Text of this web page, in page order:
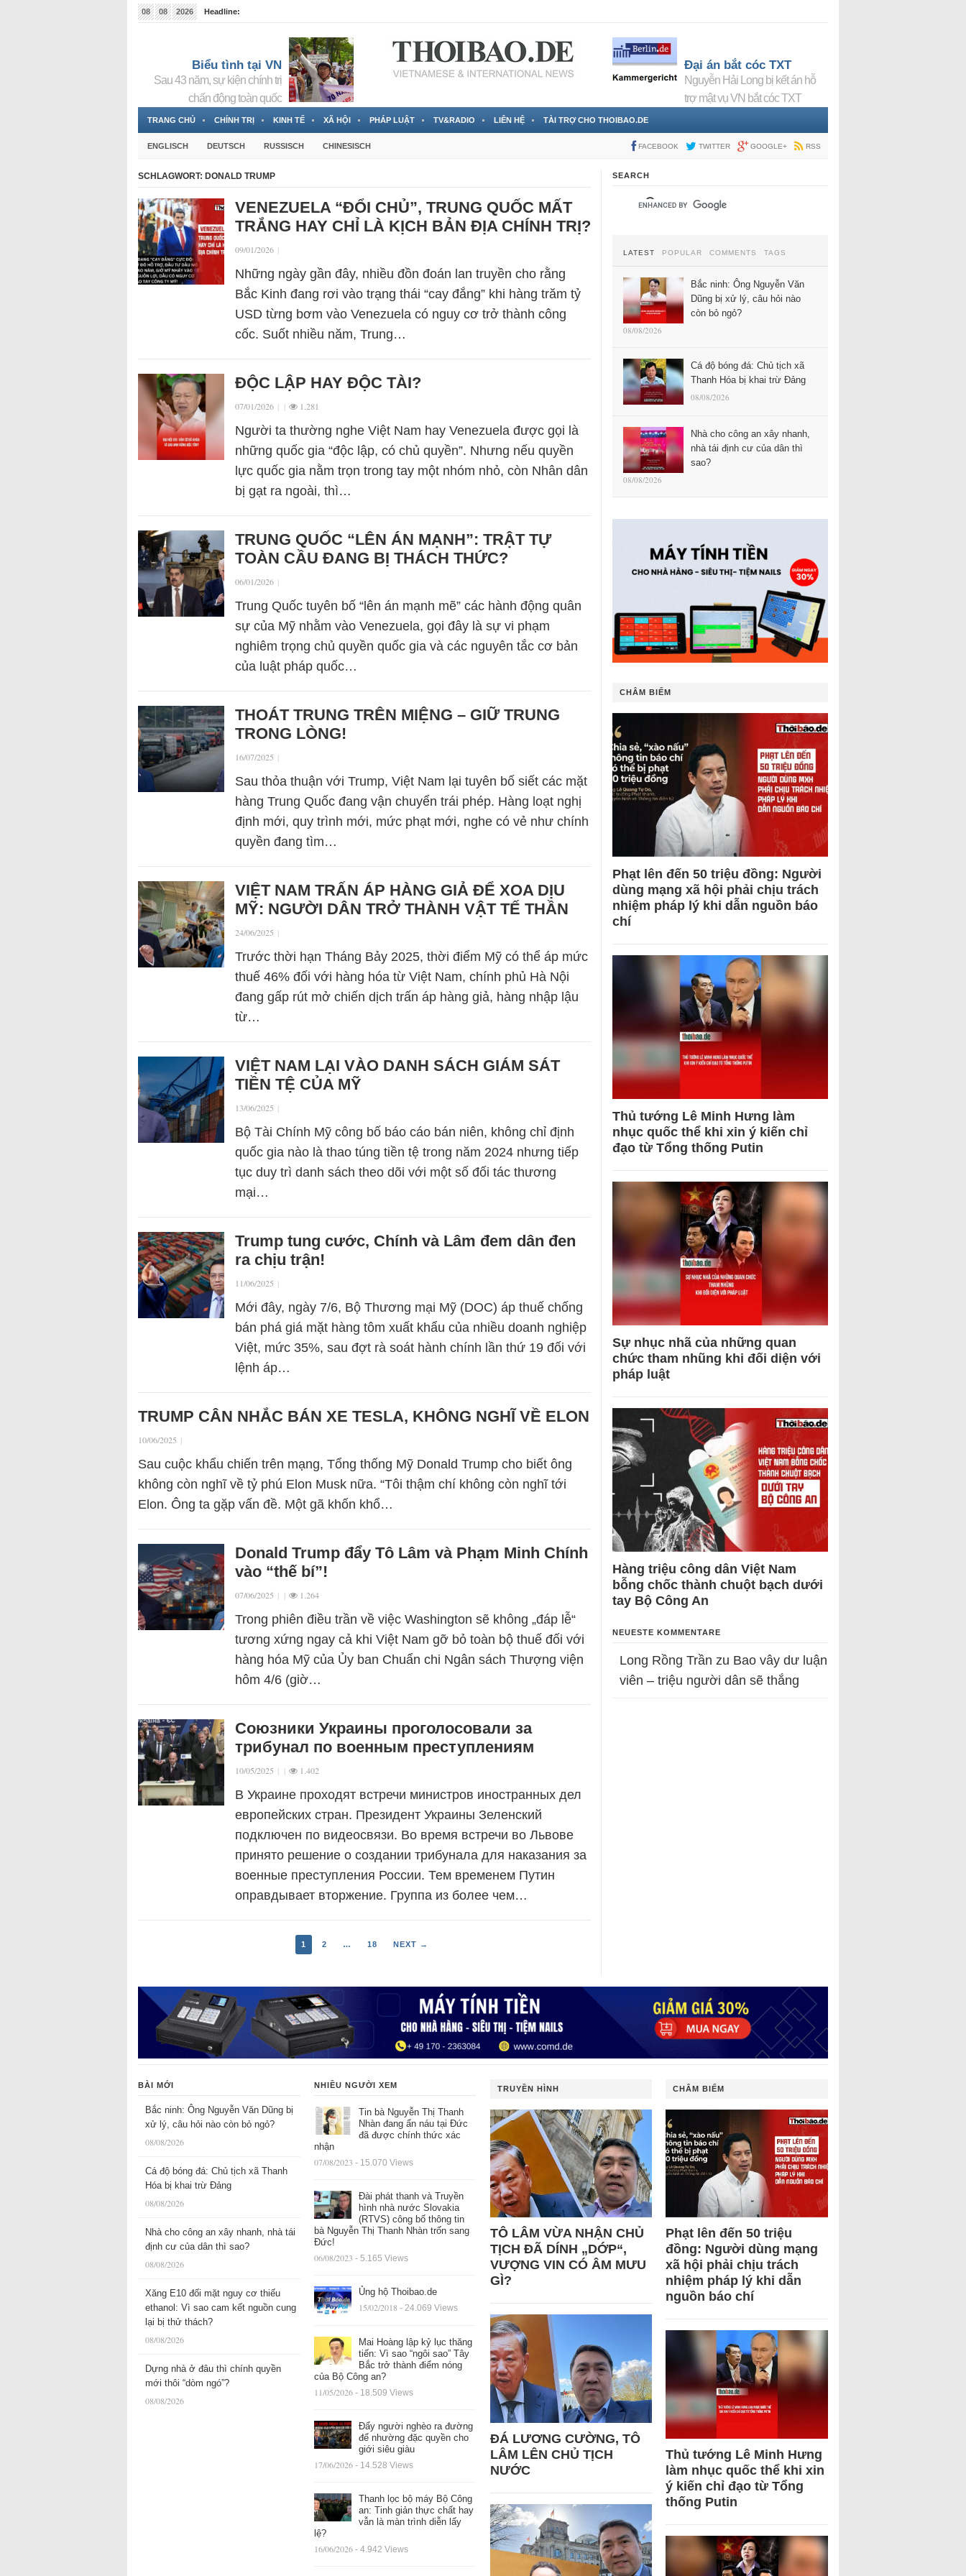
08 08 2026
Headline:
Biểu tình tại VN
Sau 43 năm, sự kiện chính trị
chấn động toàn quốc
Đại án bắt cóc TXT
Nguyễn Hải Long bị kết án hỗ
trợ mật vụ VN bắt cóc TXT
TRANG CHỦ CHÍNH TRỊ KINH TẾ XÃ HỘI PHÁP LUẬT TV&RADIO LIÊN HỆ TÀI TRỢ CHO THOIBAO.DE
ENGLISCH DEUTSCH RUSSISCH CHINESISCH FACEBOOK TWITTER GOOGLE+ RSS
SCHLAGWORT: DONALD TRUMP
VENEZUELA “ĐỔI CHỦ”, TRUNG QUỐC MẤT
TRẮNG HAY CHỈ LÀ KỊCH BẢN ĐỊA CHÍNH TRỊ?
09/01/2026 |
Những ngày gần đây, nhiều đồn đoán lan truyền cho rằng
Bắc Kinh đang rơi vào trạng thái “cay đắng” khi hàng trăm tỷ
USD từng bơm vào Venezuela có nguy cơ trở thành công
cốc. Suốt nhiều năm, Trung…
ĐỘC LẬP HAY ĐỘC TÀI?
07/01/2026 | | 1.281
Người ta thường nghe Việt Nam hay Venezuela được gọi là
những quốc gia “độc lập, có chủ quyền”. Nhưng nếu quyền
lực quốc gia nằm trọn trong tay một nhóm nhỏ, còn Nhân dân
bị gạt ra ngoài, thì…
TRUNG QUỐC “LÊN ÁN MẠNH”: TRẬT TỰ
TOÀN CẦU ĐANG BỊ THÁCH THỨC?
06/01/2026 |
Trung Quốc tuyên bố “lên án mạnh mẽ” các hành động quân
sự của Mỹ nhằm vào Venezuela, gọi đây là sự vi phạm
nghiêm trọng chủ quyền quốc gia và các nguyên tắc cơ bản
của luật pháp quốc…
THOÁT TRUNG TRÊN MIỆNG – GIỮ TRUNG
TRONG LÒNG!
16/07/2025 |
Sau thỏa thuận với Trump, Việt Nam lại tuyên bố siết các mặt
hàng Trung Quốc đang vận chuyển trái phép. Hàng loạt nghị
định mới, quy trình mới, mức phạt mới, nghe có vẻ như chính
quyền đang tìm…
VIỆT NAM TRẤN ÁP HÀNG GIẢ ĐỂ XOA DỊU
MỸ: NGƯỜI DÂN TRỞ THÀNH VẬT TẾ THẦN
24/06/2025 |
Trước thời hạn Tháng Bảy 2025, thời điểm Mỹ có thể áp mức
thuế 46% đối với hàng hóa từ Việt Nam, chính phủ Hà Nội
đang gấp rút mở chiến dịch trấn áp hàng giả, hàng nhập lậu
từ…
VIỆT NAM LẠI VÀO DANH SÁCH GIÁM SÁT
TIỀN TỆ CỦA MỸ
13/06/2025 |
Bộ Tài Chính Mỹ công bố báo cáo bán niên, không chỉ định
quốc gia nào là thao túng tiền tệ trong năm 2024 nhưng tiếp
tục duy trì danh sách theo dõi với một số đối tác thương
mại…
Trump tung cước, Chính và Lâm đem dân đen
ra chịu trận!
11/06/2025 |
Mới đây, ngày 7/6, Bộ Thương mại Mỹ (DOC) áp thuế chống
bán phá giá mặt hàng tôm xuất khẩu của nhiều doanh nghiệp
Việt, mức 35%, sau đợt rà soát hành chính lần thứ 19 đối với
lệnh áp…
TRUMP CÂN NHẮC BÁN XE TESLA, KHÔNG NGHĨ VỀ ELON
10/06/2025 |
Sau cuộc khẩu chiến trên mạng, Tổng thống Mỹ Donald Trump cho biết ông
không còn nghĩ về tỷ phú Elon Musk nữa. “Tôi thậm chí không còn nghĩ tới
Elon. Ông ta gặp vấn đề. Một gã khốn khổ…
Donald Trump đẩy Tô Lâm và Phạm Minh Chính
vào “thế bí”!
07/06/2025 | | 1.264
Trong phiên điều trần về việc Washington sẽ không „đáp lễ“
tương xứng ngay cả khi Việt Nam gỡ bỏ toàn bộ thuế đối với
hàng hóa Mỹ của Ủy ban Chuẩn chi Ngân sách Thượng viện
hôm 4/6 (giờ…
Союзники Украины проголосовали за
трибунал по военным преступлениям
10/05/2025 | | 1.402
В Украине проходят встречи министров иностранных дел
европейских стран. Президент Украины Зеленский
подключен по видеосвязи. Во время встречи во Львове
принято решение о создании трибунала для наказания за
военные преступления России. Тем временем Путин
оправдывает вторжение. Группа из более чем…
1 2 … 18 NEXT →
SEARCH
LATEST POPULAR COMMENTS TAGS
Bắc ninh: Ông Nguyễn Văn
Dũng bị xử lý, câu hỏi nào
còn bỏ ngỏ?
08/08/2026
Cá độ bóng đá: Chủ tịch xã
Thanh Hóa bị khai trừ Đảng
08/08/2026
Nhà cho công an xây nhanh,
nhà tái định cư của dân thì
sao?
08/08/2026
CHÂM BIẾM
Phạt lên đến 50 triệu đồng: Người
dùng mạng xã hội phải chịu trách
nhiệm pháp lý khi dẫn nguồn báo
chí
Thủ tướng Lê Minh Hưng làm
nhục quốc thể khi xin ý kiến chỉ
đạo từ Tổng thống Putin
Sự nhục nhã của những quan
chức tham nhũng khi đối diện với
pháp luật
Hàng triệu công dân Việt Nam
bỗng chốc thành chuột bạch dưới
tay Bộ Công An
NEUESTE KOMMENTARE
Long Rồng Trần zu Bao vây dư luận
viên – triệu người dân sẽ thắng
BÀI MỚI
Bắc ninh: Ông Nguyễn Văn Dũng bị
xử lý, câu hỏi nào còn bỏ ngỏ?
08/08/2026
Cá độ bóng đá: Chủ tịch xã Thanh
Hóa bị khai trừ Đảng
08/08/2026
Nhà cho công an xây nhanh, nhà tái
định cư của dân thì sao?
08/08/2026
Xăng E10 đối mặt nguy cơ thiếu
ethanol: Vì sao cam kết nguồn cung
lại bị thử thách?
08/08/2026
Dựng nhà ở đâu thì chính quyền
mới thôi “dòm ngó”?
08/08/2026
NHIỀU NGƯỜI XEM
Tin bà Nguyễn Thị Thanh
Nhàn đang ẩn náu tại Đức
đã được chính thức xác
nhận
07/08/2023 - 15.070 Views
Đài phát thanh và Truyền
hình nhà nước Slovakia
(RTVS) công bố thông tin
bà Nguyễn Thị Thanh Nhàn trốn sang
Đức!
06/08/2023 - 5.165 Views
Ủng hộ Thoibao.de
15/02/2018 - 24.069 Views
Mai Hoàng lập kỷ lục thăng
tiến: Vì sao “ngôi sao” Tây
Bắc trở thành điểm nóng
của Bộ Công an?
11/05/2026 - 18.509 Views
Đẩy người nghèo ra đường
để nhường đặc quyền cho
giới siêu giàu
17/06/2026 - 14.528 Views
Thanh lọc bộ máy Bộ Công
an: Tinh giản thực chất hay
vẫn là màn trình diễn lấy
lệ?
16/06/2026 - 4.942 Views
TRUYỀN HÌNH
TÔ LÂM VỪA NHẬN CHỦ
TỊCH ĐÃ DÍNH „DỚP“,
VƯỢNG VIN CÓ ÂM MƯU
GÌ?
ĐÁ LƯƠNG CƯỜNG, TÔ
LÂM LÊN CHỦ TỊCH
NƯỚC
CHÂM BIẾM
Phạt lên đến 50 triệu
đồng: Người dùng mạng
xã hội phải chịu trách
nhiệm pháp lý khi dẫn
nguồn báo chí
Thủ tướng Lê Minh Hưng
làm nhục quốc thể khi xin
ý kiến chỉ đạo từ Tổng
thống Putin